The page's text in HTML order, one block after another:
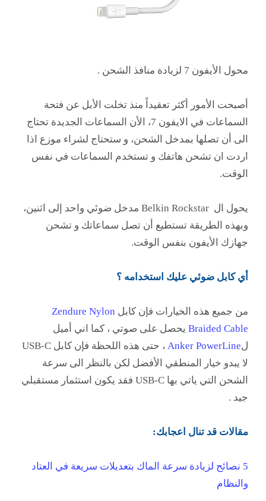
محول الأيفون 7 لزيادة منافذ الشحن .
أصبحت الأمور أكثر تعقيداً منذ تخلت الأبل عن فتحة
السماعات في الايفون 7، الأن السماعات الجديدة تحتاج
الى أن تصلها بمدخل الشحن، و ستحتاج لشراء موزع اذا
اردت ان تشحن هاتفك و تستخدم السماعات في نفس
الوقت.
يحول ال Belkin Rockstar مدخل ضوئي واحد إلى اثنين،
وبهذه الطريقة تستطيع أن تصل سماعاتك و تشحن
جهازك الأيفون بنفس الوقت.
أي كابل ضوئي عليك استخدامه ؟
من جميع هذه الخيارات فإن كابل Zendure Nylon
Braided Cable يحصل على صوتي ، كما اني أميل
لAnker PowerLine ، حتى هذه اللحظة فإن كابل USB-C
لا يبدو خيار المنطقي الأفضل لكن بالنظر الى سرعة
الشحن التي ياتي بها USB-C فقد يكون استثمار مستقبلي
جيد .
مقالات قد تنال اعجابك:
5 نصائح لزيادة سرعة الماك بتعديلات سريعة في العتاد
والنظام